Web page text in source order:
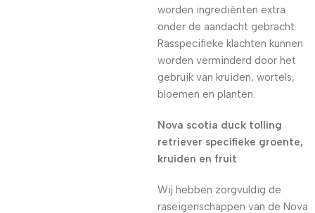
worden ingrediënten extra
onder de aandacht gebracht.
Rasspecifieke klachten kunnen
worden verminderd door het
gebruik van kruiden, wortels,
bloemen en planten.
Nova scotia duck tolling
retriever specifieke groente,
kruiden en fruit
Wij hebben zorgvuldig de
raseigenschappen van de Nova